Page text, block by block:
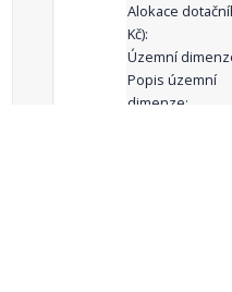
Alokace
Kč):
Územní
Popis územní
dimenze: